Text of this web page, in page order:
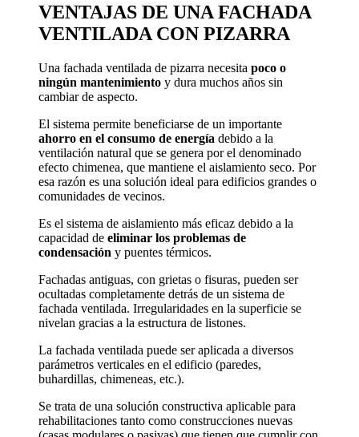
VENTAJAS DE UNA FACHADA
VENTILADA CON PIZARRA
Una fachada ventilada de pizarra necesita poco o
ningún mantenimiento y dura muchos años sin
cambiar de aspecto.
El sistema permite beneficiarse de un importante
ahorro en el consumo de energía debido a la
ventilación natural que se genera por el denominado
efecto chimenea, que mantiene el aislamiento seco. Por
esa razón es una solución ideal para edificios grandes o
comunidades de vecinos.
Es el sistema de aislamiento más eficaz debido a la
capacidad de eliminar los problemas de
condensación y puentes térmicos.
Fachadas antiguas, con grietas o fisuras, pueden ser
ocultadas completamente detrás de un sistema de
fachada ventilada. Irregularidades en la superficie se
nivelan gracias a la estructura de listones.
La fachada ventilada puede ser aplicada a diversos
parámetros verticales en el edificio (paredes,
buhardillas, chimeneas, etc.).
Se trata de una solución constructiva aplicable para
rehabilitaciones tanto como construcciones nuevas